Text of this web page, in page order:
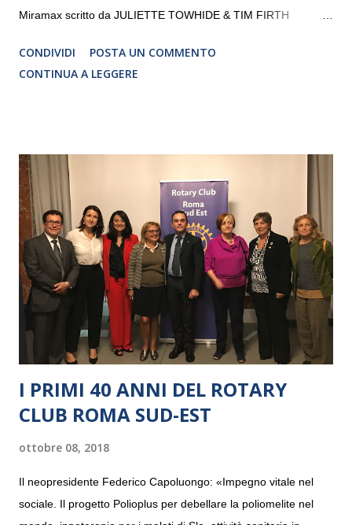
Miramax scritto da JULIETTE TOWHIDE & TIM FIRTH
CRISTINA PEZZOLI
CONDIVIDI
POSTA UN COMMENTO
CONTINUA A LEGGERE
I PRIMI 40 ANNI DEL ROTARY
CLUB ROMA SUD-EST
ottobre 08, 2018
Il neopresidente Federico Capoluongo: «Impegno vitale nel
sociale. Il progetto Polioplus per debellare la poliomelite nel